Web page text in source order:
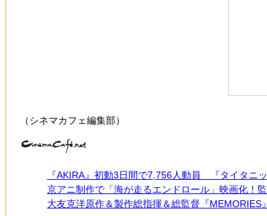
（シネマカフェ編集部）
『AKIRA』初動3日間で7,756人動員 『タイタニ
京アニ制作で「海が走るエンドロール」映画化！
大友克洋原作＆製作総指揮＆総監督『